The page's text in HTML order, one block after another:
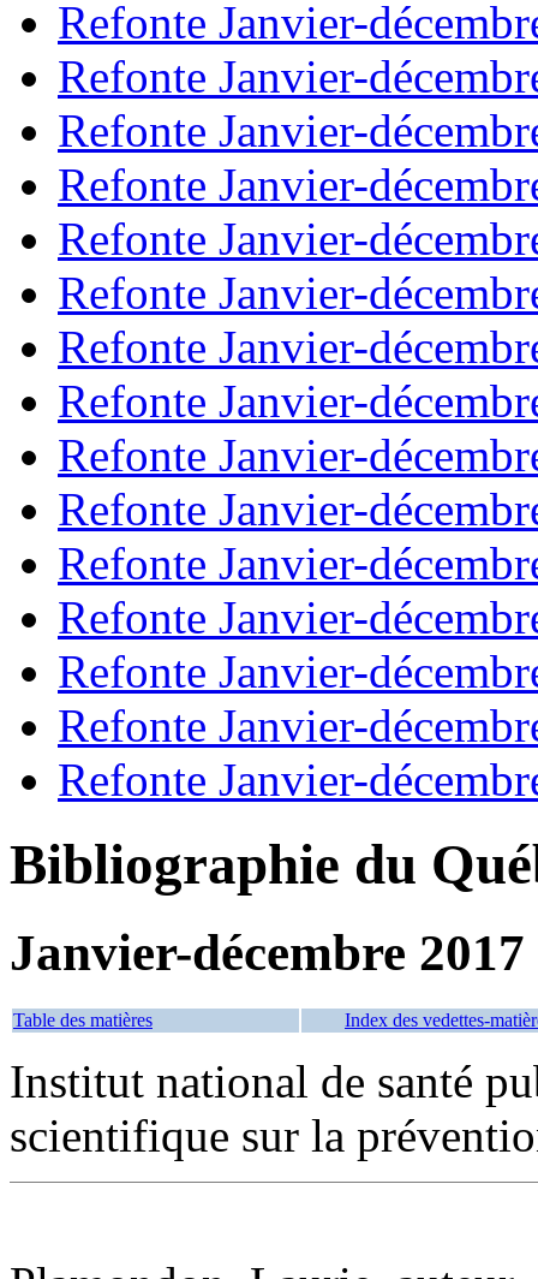
Refonte Janvier-
Refonte Janvier-
Refonte Janvier-
Refonte Janvier-
Refonte Janvier-
Refonte Janvier-
Refonte Janvier-
Refonte Janvier-
Refonte Janvier-
Refonte Janvier-
Refonte Janvier-
Refonte Janvier-
Refonte Janvier-
Refonte Janvier-
Refonte Janvier-
Bibliographie du
Janvier-décembre 2017
Table des matières Index des vedettes-
Institut national de santé
scientifique sur la